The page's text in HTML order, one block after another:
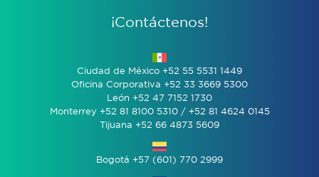
¡Contáctenos!
Ciudad de México +52 55 5531 1449
Oficina Corporativa +52 33 3669 5300
León +52 47 7152 1730
Monterrey +52 81 8100 5310 / +52 81 4624 0145
Tijuana +52 66 4873 5609
Bogotá +57 (601) 770 2999